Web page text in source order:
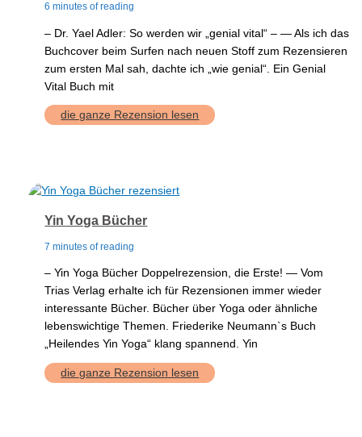
6 minutes of reading
– Dr. Yael Adler: So werden wir „genial vital“ – — Als ich das
Buchcover beim Surfen nach neuen Stoff zum Rezensieren
zum ersten Mal sah, dachte ich „wie genial“. Ein Genial
Vital Buch mit
Genial
vital
die ganze Rezension lesen
Yin Yoga Bücher
7 minutes of reading
– Yin Yoga Bücher Doppelrezension, die Erste! — Vom
Trias Verlag erhalte ich für Rezensionen immer wieder
interessante Bücher. Bücher über Yoga oder ähnliche
lebenswichtige Themen. Friederike Neumann`s Buch
„Heilendes Yin Yoga“ klang spannend. Yin
Yin
Yoga
die ganze Rezension lesen